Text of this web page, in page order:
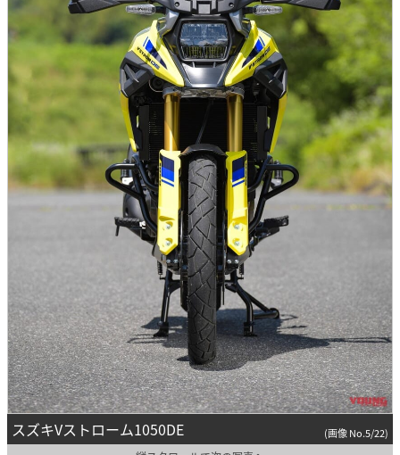
スズキVストローム1050DE (画像 No.5/22)